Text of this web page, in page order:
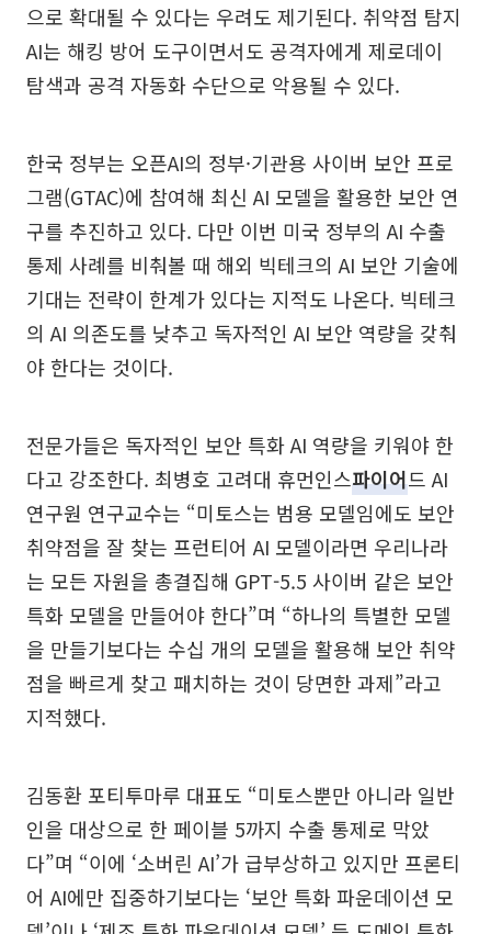
으로 확대될 수 있다는 우려도 제기된다. 취약점 탐지
AI는 해킹 방어 도구이면서도 공격자에게 제로데이
탐색과 공격 자동화 수단으로 악용될 수 있다.
한국 정부는 오픈AI의 정부·기관용 사이버 보안 프로
그램(GTAC)에 참여해 최신 AI 모델을 활용한 보안 연
구를 추진하고 있다. 다만 이번 미국 정부의 AI 수출
통제 사례를 비춰볼 때 해외 빅테크의 AI 보안 기술에
기대는 전략이 한계가 있다는 지적도 나온다. 빅테크
의 AI 의존도를 낮추고 독자적인 AI 보안 역량을 갖춰
야 한다는 것이다.
전문가들은 독자적인 보안 특화 AI 역량을 키워야 한
다고 강조한다. 최병호 고려대 휴먼인스파이어드 AI
연구원 연구교수는 “미토스는 범용 모델임에도 보안
취약점을 잘 찾는 프런티어 AI 모델이라면 우리나라
는 모든 자원을 총결집해 GPT-5.5 사이버 같은 보안
특화 모델을 만들어야 한다”며 “하나의 특별한 모델
을 만들기보다는 수십 개의 모델을 활용해 보안 취약
점을 빠르게 찾고 패치하는 것이 당면한 과제”라고
지적했다.
김동환 포티투마루 대표도 “미토스뿐만 아니라 일반
인을 대상으로 한 페이블 5까지 수출 통제로 막았
다”며 “이에 ‘소버린 AI’가 급부상하고 있지만 프론티
어 AI에만 집중하기보다는 ‘보안 특화 파운데이션 모